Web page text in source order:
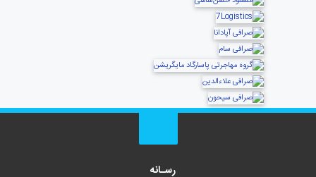
رسـانه